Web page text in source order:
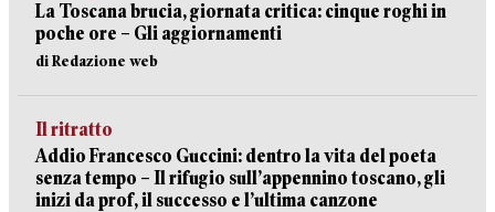
La Toscana brucia, giornata critica: cinque roghi in
poche ore – Gli aggiornamenti
di Redazione web
Il ritratto
Addio Francesco Guccini: dentro la vita del poeta
senza tempo – Il rifugio sull’appennino toscano, gli
inizi da prof, il successo e l’ultima canzone